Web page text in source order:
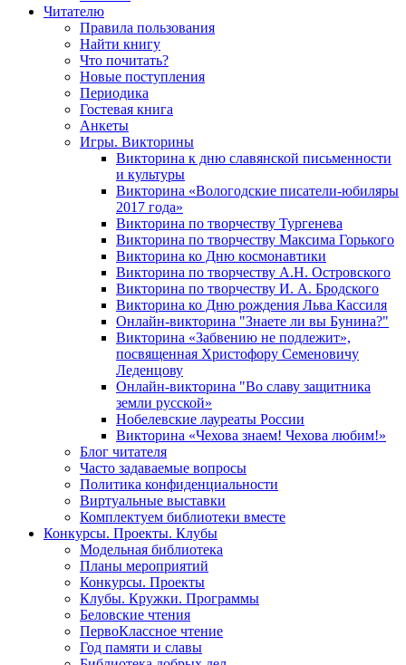
Читателю
Правила пользования
Найти книгу
Что почитать?
Новые поступления
Периодика
Гостевая книга
Анкеты
Игры. Викторины
Викторина к дню славянской письменности
и культуры
Викторина «Вологодские писатели-юбиляры
2017 года»
Викторина по творчеству Тургенева
Викторина по творчеству Максима Горького
Викторина ко Дню космонавтики
Викторина по творчеству А.Н. Островского
Викторина по творчеству И. А. Бродского
Викторина ко Дню рождения Льва Кассиля
Онлайн-викторина "Знаете ли вы Бунина?"
Викторина «Забвению не подлежит»,
посвященная Христофору Семеновичу
Леденцову
Онлайн-викторина "Во славу защитника
земли русской»
Нобелевские лауреаты России
Викторина «Чехова знаем! Чехова любим!»
Блог читателя
Часто задаваемые вопросы
Политика конфиденциальности
Виртуальные выставки
Комплектуем библиотеки вместе
Конкурсы. Проекты. Клубы
Модельная библиотека
Планы мероприятий
Конкурсы. Проекты
Клубы. Кружки. Программы
Беловские чтения
ПервоКлассное чтение
Год памяти и славы